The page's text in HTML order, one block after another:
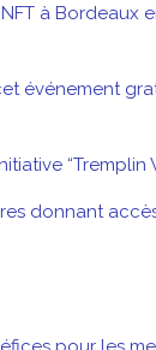
à
événement
donnant